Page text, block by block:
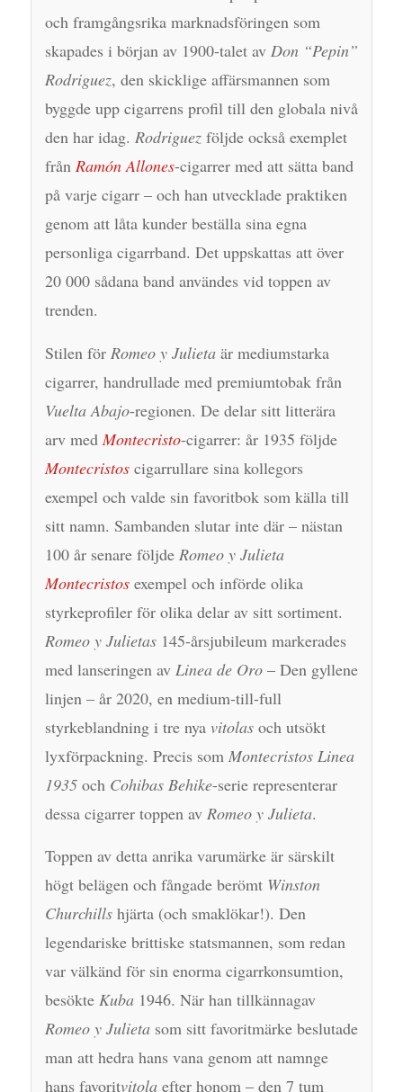
och framgångsrika marknadsföringen som
skapades i början av 1900-talet av Don “Pepin”
Rodriguez, den skicklige affärsmannen som
byggde upp cigarrens profil till den globala nivå
den har idag. Rodriguezföljde också exemplet
från Ramón Allones-cigarrer med att sätta band
på varje cigarr – och han utvecklade praktiken
genom att låta kunder beställa sina egna
personliga cigarrband. Det uppskattas att över
20 000 sådana band användes vid toppen av
trenden.
Stilen för Romeo y Julietaär mediumstarka
cigarrer, handrullade med premiumtobak från
Vuelta Abajo-regionen. De delar sitt litterära
arv med Montecristo-cigarrer: år 1935 följde
Montecristoscigarrullare sina kollegors
exempel och valde sin favoritbok som källa till
sitt namn. Sambanden slutar inte där – nästan
100 år senare följde Romeo y Julieta
Montecristosexempel och införde olika
styrkeprofiler för olika delar av sitt sortiment.
Romeo y Julietas145-årsjubileum markerades
med lanseringen av Linea de Oro– Den gyllene
linjen – år 2020, en medium-till-full
styrkeblandning i tre nya vitolasoch utsökt
lyxförpackning. Precis som Montecristos Linea
1935och Cohibas Behike-serie representerar
dessa cigarrer toppen av Romeo y Julieta.
Toppen av detta anrika varumärke är särskilt
högt belägen och fångade berömt Winston
Churchillshjärta (och smaklökar!). Den
legendariske brittiske statsmannen, som redan
var välkänd för sin enorma cigarrkonsumtion,
besökte Kuba1946. När han tillkännagav
Romeo y Julietasom sitt favoritmärke beslutade
man att hedra hans vana genom att namnge
hans favoritvitolaefter honom – den 7 tum